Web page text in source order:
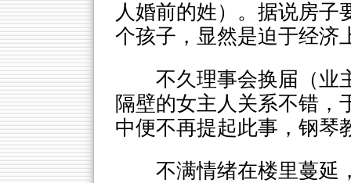
人婚前的姓）。据说房子
个孩子，显然是迫于经济
不久理事会换届（业
隔壁的女主人关系不错，
中便不再提起此事，钢琴
不满情绪在楼里蔓延